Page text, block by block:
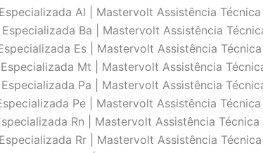
Brasil Ap | Suporte Técnico Sanmarte Brasil Am | Suporte Técnico Sanmarte Brasil Ba | Suporte Técnico Sanmarte Brasil Ce | Suporte Técnico Sanmarte Brasil Df | Suporte Técnico Sanmarte Brasil Es | Suporte Técnico Sanmarte Brasil Go | Suporte Técnico Sanmarte Brasil Ma | Suporte Técnico Sanmarte Brasil Mt | Suporte Técnico Sanmarte Brasil Ms | Suporte Técnico Sanmarte Brasil Mg | Suporte Técnico Sanmarte Brasil Pa | Suporte Técnico Sanmarte Brasil Pb | Suporte Técnico Sanmarte Brasil Pr | Suporte Técnico Sanmarte Brasil Pe | Suporte Técnico Sanmarte Brasil Pi | Suporte Técnico Sanmarte Brasil Rj | Suporte Técnico Sanmarte Brasil Rn | Suporte Técnico Sanmarte Brasil Rs | Suporte Técnico Sanmarte Brasil Ro | Suporte Técnico Sanmarte Brasil Rr | Suporte Técnico Sanmarte Brasil Sc | Suporte Técnico Sanmarte Brasil Sp | Suporte Técnico Sanmarte Brasil Se | Suporte Técnico Sanmarte Brasil To | Engenharia De Aplicaçāo Ac | Engenharia De Aplicaçāo Al | Engenharia De Aplicaçāo Ap | Engenharia De Aplicaçāo Am | Engenharia De Aplicaçāo Ba | Engenharia De Aplicaçāo Ce | Engenharia De Aplicaçāo Df | Engenharia De Aplicaçāo Es | Engenharia De Aplicaçāo Go | Engenharia De Aplicaçāo Ma | Engenharia De Aplicaçāo Mt | Engenharia De Aplicaçāo Ms | Engenharia De Aplicaçāo Mg | Engenharia De Aplicaçāo Pa | Engenharia De Aplicaçāo Pb | Engenharia De Aplicaçāo Pr | Engenharia De Aplicaçāo Pe | Engenharia De Aplicaçāo Pi | Engenharia De Aplicaçāo Rj | Engenharia De Aplicaçāo Rn | Engenharia De Aplicaçāo Rs | Engenharia De Aplicaçāo Ro | Engenharia De Aplicaçāo Rr | Engenharia De Aplicaçāo Sc | Engenharia De Aplicaçāo Sp | Engenharia De Aplicaçāo Se | Engenharia De Aplicaçāo To | Sanmarte Brasil Atendimento Ac | Sanmarte Brasil Atendimento Al | Sanmarte Brasil Atendimento Ap | Sanmarte Brasil Atendimento Am |Sanmarte Brasil Atendimento Ba | Sanmarte Brasil Atendimento Ce | Sanmarte Brasil Atendimento Df | Sanmarte Brasil Atendimento Es | Sanmarte Brasil Atendimento Go | Sanmarte Brasil Atendimento Ma | Sanmarte Brasil Atendimento Mt | Sanmarte Brasil Atendimento Ms | Sanmarte Brasil Atendimento Mg | Sanmarte Brasil Atendimento Pa | Sanmarte Brasil Atendimento Pb | Sanmarte Brasil Atendimento Pr | Sanmarte Brasil Atendimento Pe | Sanmarte Brasil Atendimento Pi | Sanmarte Brasil Atendimento Rj | Sanmarte Brasil Atendimento Rn | Sanmarte Brasil Atendimento Rs | Sanmarte Brasil Atendimento Ro | Sanmarte Brasil Atendimento Rr | Sanmarte Brasil Atendimento Sc | Sanmarte Brasil Atendimento Sp | Sanmarte Brasil Atendimento Se | Sanmarte Brasil Atendimento To | Consultoria E Assessoria Sanmarte Brasil Ac | Consultoria E Assessoria Sanmarte Brasil Al | Consultoria E Assessoria Sanmarte Brasil Ap | Consultoria E Assessoria Sanmarte Brasil Am | Consultoria E Assessoria Sanmarte Brasil Ba | Consultoria E Assessoria Sanmarte Brasil Ce | Consultoria E Assessoria Sanmarte Brasil Df | Consultoria E Assessoria Sanmarte Brasil Es | Consultoria E Assessoria Sanmarte Brasil Go | Consultoria E Assessoria Sanmarte Brasil Ma | Consultoria E Assessoria Sanmarte Brasil Mt | Consultoria E